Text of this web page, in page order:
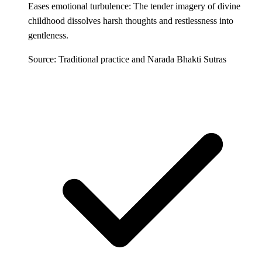
Eases emotional turbulence: The tender imagery of divine
childhood dissolves harsh thoughts and restlessness into
gentleness.
Source: Traditional practice and Narada Bhakti Sutras